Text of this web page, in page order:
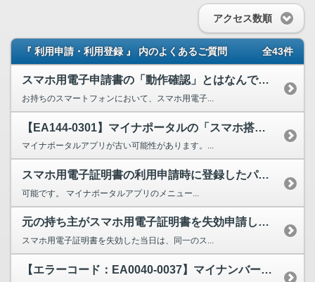
アクセス数順
『 利用申請・利用登録 』 内のよくあるご質問 全43件
スマホ用電子申請書の「動作確認」とはなんですか。
お持ちのスマートフォンにおいて、スマホ用電子...
【EA144-0301】マイナポータルの「スマホ搭載で出来ること」からアプリを起動したらEA1...
マイナポータルアプリが古い可能性があります。...
スマホ用電子証明書の利用申請時に登録したパスワードは、後で変更できますか。
可能です。 マイナポータルアプリのメニュー...
元の持ち主がスマホ用電子証明書を失効申請した状態のスマートフォンを譲り受けて、失効申請した当日...
スマホ用電子証明書を失効した当日は、同一のス...
【エラーコード：EA0040-0037】マイナンバーカードの読み取りをすると、エラーコード：E...